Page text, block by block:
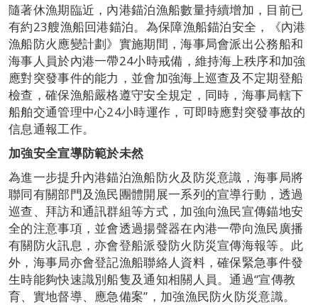
隨著休漁期臨近，內港錨泊漁船數量持續增加，目前已
有約23艘漁船回港錨泊。為保障漁船錨泊安全，《內港
漁船防火應變計劃》實施期間，海事局會派出公務船和
海事人員於內港一帶24小時戒備，維持海上秩序和加強
應對突發事件的能力，並會加強海上巡查及不定期登船
檢查，確保漁船嚴格遵守安全規定，同時，海事局轄下
船舶交通管理中心24小時運作，可即時應對突發事故的
信息通報工作。
加強安全宣導防範於未然
為進一步提升內港錨泊漁船防火及防災意識，海事局將
聯同有關部門及漁民團體開展一系列的宣導行動，透過
巡查、拜訪和通訊群組等方式，加強向漁民宣傳錨地安
全的注意事項，並會透過揚聲器在內港一帶向漁民廣播
有關防火訊息，亦會登船派發防火防災宣傳海報等。此
外，海事局亦會登記漁船聯絡人資料，確保緊急事件發
生時能夠快速識別船隻及通知相關人員。通過“宣傳教
育、實地督導、應急備案”，加強漁民防火防災意識。